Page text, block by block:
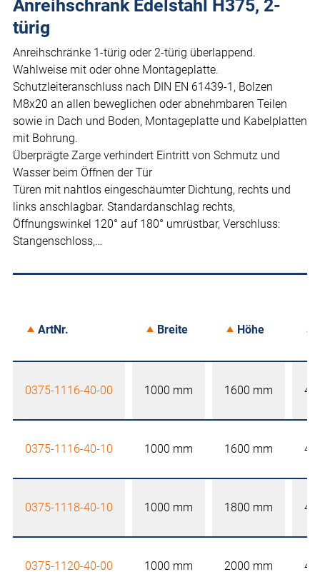
Anreihschrank Edelstahl H375, 2-
türig
Anreihschränke 1-türig oder 2-türig überlappend.
Wahlweise mit oder ohne Montageplatte.
Schutzleiteranschluss nach DIN EN 61439-1, Bolzen
M8x20 an allen beweglichen oder abnehmbaren Teilen
sowie in Dach und Boden, Montageplatte und Kabelplatten
mit Bohrung.
Überprägte Zarge verhindert Eintritt von Schmutz und
Wasser beim Öffnen der Tür
Türen mit nahtlos eingeschäumter Dichtung, rechts und
links anschlagbar. Standardanschlag rechts,
Öffnungswinkel 120° auf 180° umrüstbar, Verschluss:
Stangenschloss,…
ArtNr. Breite Höhe
0375-1116-40-00 1000 mm 1600 mm
0375-1116-40-10 1000 mm 1600 mm
0375-1118-40-10 1000 mm 1800 mm
0375-1120-40-00 1000 mm 2000 mm